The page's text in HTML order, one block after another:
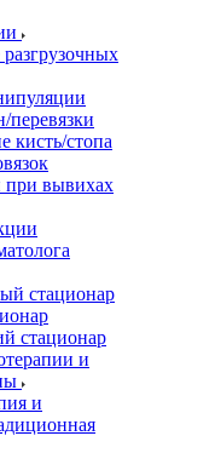
перевязки
кисть/стопа
вывихах
стационар
стационар
и
и